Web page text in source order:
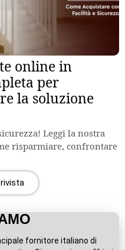
online in
per
la soluzione
Leggi la nostra
risparmiare, confrontare
fornitore italiano di